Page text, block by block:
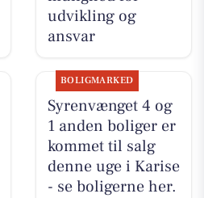
udvikling og
ansvar
BOLIGMARKED
Syrenvænget 4 og
1 anden boliger er
kommet til salg
denne uge i Karise
- se boligerne her.